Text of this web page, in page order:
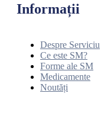
Informații
Despre Serviciu
Ce este SM?
Forme ale SM
Medicamente
Noutăți